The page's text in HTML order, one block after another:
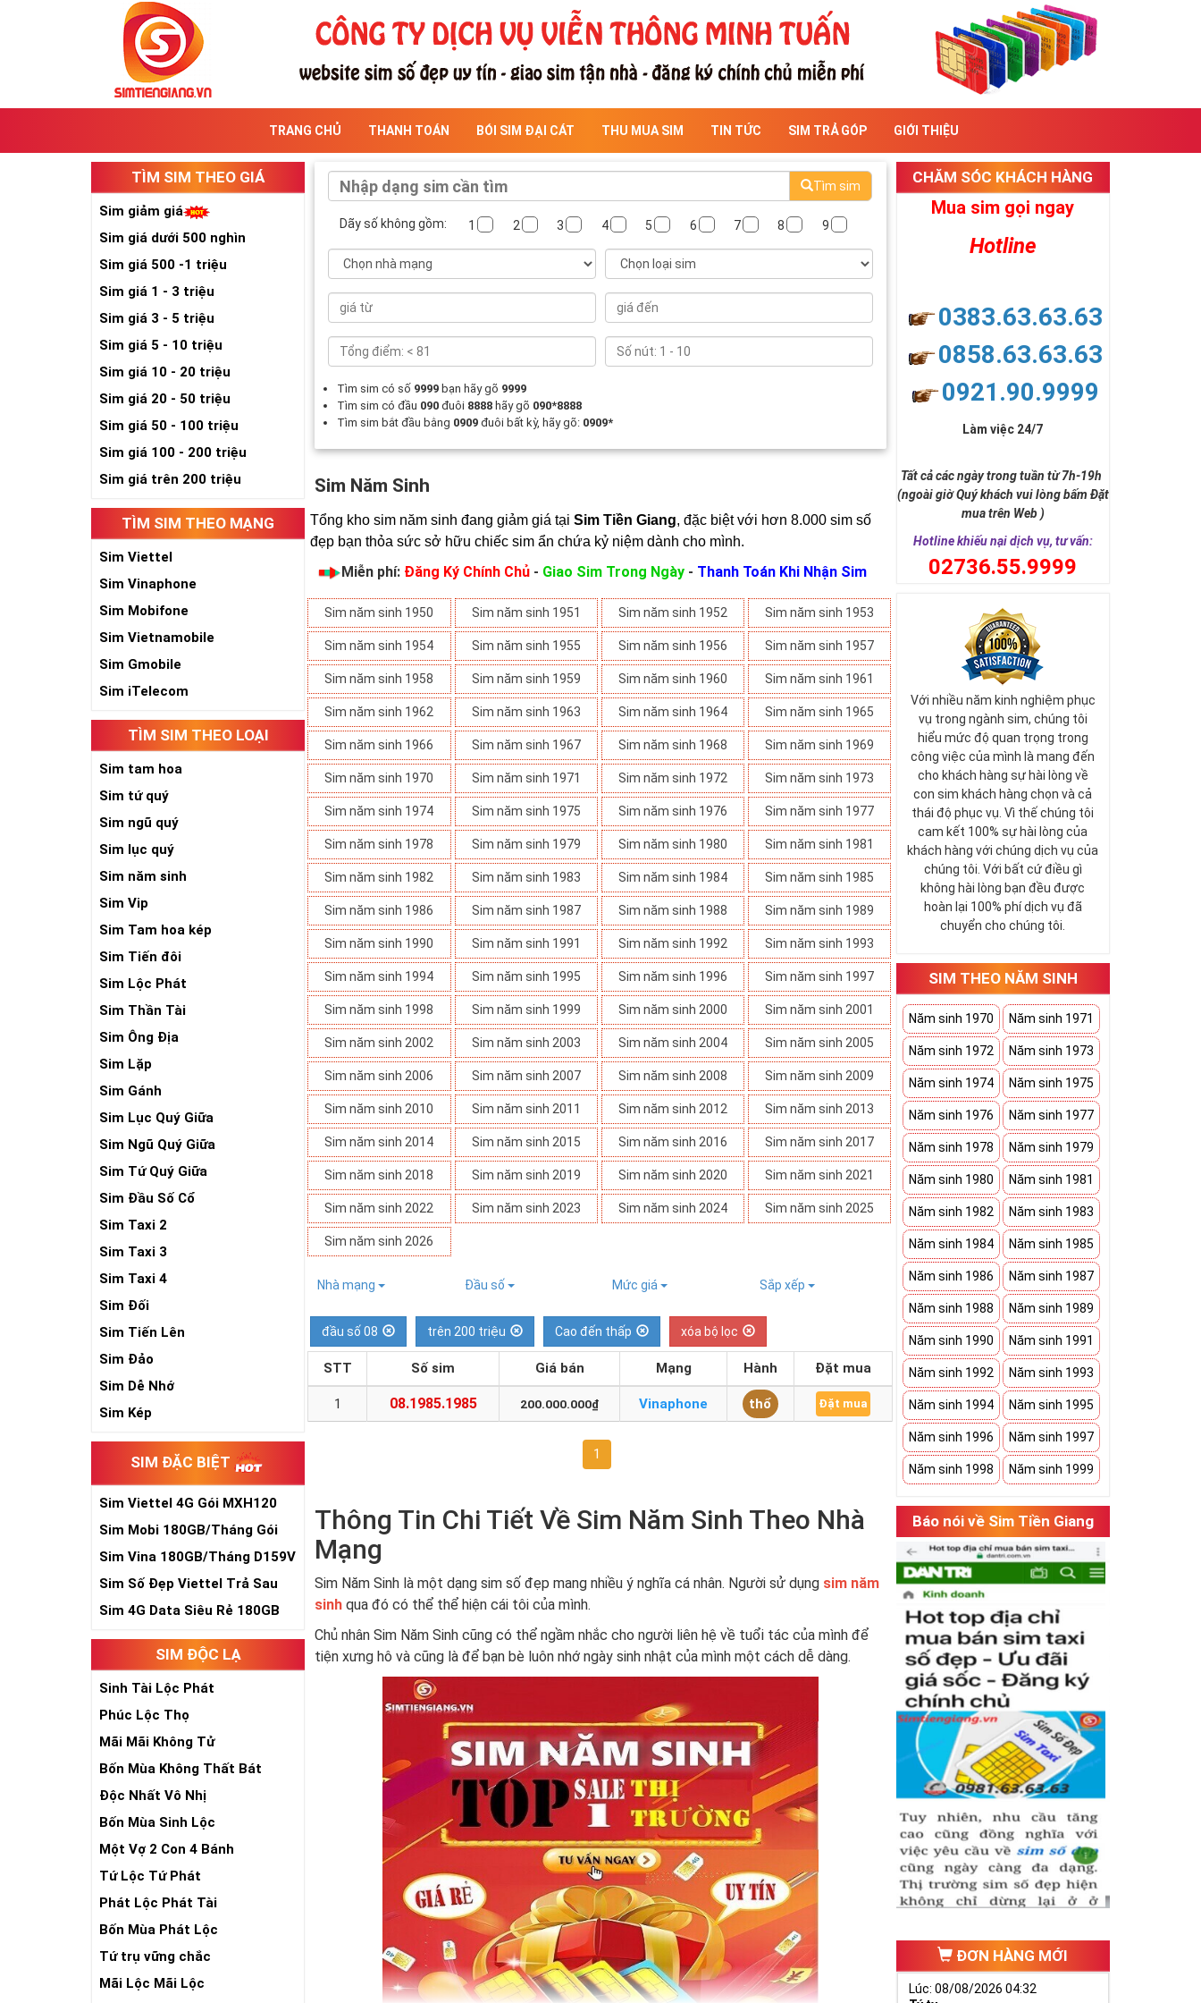
TRANG CHỦ THANH TOÁN BÓI SIM ĐẠI CÁT THU MUA SIM TIN TỨC SIM TRẢ GÓP GIỚI THIỆU
TÌM SIM THEO GIÁ
Sim giảm giá
Sim giá dưới 500 nghìn
Sim giá 500 -1 triệu
Sim giá 1 - 3 triệu
Sim giá 3 - 5 triệu
Sim giá 5 - 10 triệu
Sim giá 10 - 20 triệu
Sim giá 20 - 50 triệu
Sim giá 50 - 100 triệu
Sim giá 100 - 200 triệu
Sim giá trên 200 triệu
TÌM SIM THEO MẠNG
Sim Viettel
Sim Vinaphone
Sim Mobifone
Sim Vietnamobile
Sim Gmobile
Sim iTelecom
TÌM SIM THEO LOẠI
Sim tam hoa
Sim tứ quý
Sim ngũ quý
Sim lục quý
Sim năm sinh
Sim Vip
Sim Tam hoa kép
Sim Tiến đôi
Sim Lộc Phát
Sim Thần Tài
Sim Ông Địa
Sim Lặp
Sim Gánh
Sim Lục Quý Giữa
Sim Ngũ Quý Giữa
Sim Tứ Quý Giữa
Sim Đầu Số Cổ
Sim Taxi 2
Sim Taxi 3
Sim Taxi 4
Sim Đối
Sim Tiến Lên
Sim Đảo
Sim Dễ Nhớ
Sim Kép
SIM ĐẶC BIỆT
Sim Viettel 4G Gói MXH120
Siêu Rẻ
Sim Mobi 180GB/Tháng Gói
TK159
Sim Vina 180GB/Tháng D159V
Sim Số Đẹp Viettel Trả Sau
Sim 4G Data Siêu Rẻ 180GB
SIM ĐỘC LẠ
Sinh Tài Lộc Phát
Phúc Lộc Thọ
Mãi Mãi Không Tử
Bốn Mùa Không Thất Bát
Độc Nhất Vô Nhị
Bốn Mùa Sinh Lộc
Một Vợ 2 Con 4 Bánh
Tứ Lộc Tứ Phát
Phát Lộc Phát Tài
Bốn Mùa Phát Lộc
Tứ trụ vững chắc
Mãi Lộc Mãi Lộc
Tìm sim
Dãy số không gồm: 1 2 3 4 5 6 7 8 9
Tìm sim có số 9999 bạn hãy gõ 9999
Tìm sim có đầu 090đuôi 8888 hãy gõ 090*8888
Tìm sim bắt đầu bằng 0909 đuôi bất kỳ, hãy gõ: 0909*
Sim Năm Sinh
Tổng kho sim năm sinh đang giảm giá tại Sim Tiền Giang, đặc biệt với hơn 8.000 sim số
đẹp bạn thỏa sức sở hữu chiếc sim ẩn chứa kỷ niệm dành cho mình.
Miễn phí: Đăng Ký Chính Chủ - Giao Sim Trong Ngày - Thanh Toán Khi Nhận Sim
Sim năm sinh 1950 Sim năm sinh 1951 Sim năm sinh 1952 Sim năm sinh 1953
Sim năm sinh 1954 Sim năm sinh 1955 Sim năm sinh 1956 Sim năm sinh 1957
Sim năm sinh 1958 Sim năm sinh 1959 Sim năm sinh 1960 Sim năm sinh 1961
Sim năm sinh 1962 Sim năm sinh 1963 Sim năm sinh 1964 Sim năm sinh 1965
Sim năm sinh 1966 Sim năm sinh 1967 Sim năm sinh 1968 Sim năm sinh 1969
Sim năm sinh 1970 Sim năm sinh 1971 Sim năm sinh 1972 Sim năm sinh 1973
Sim năm sinh 1974 Sim năm sinh 1975 Sim năm sinh 1976 Sim năm sinh 1977
Sim năm sinh 1978 Sim năm sinh 1979 Sim năm sinh 1980 Sim năm sinh 1981
Sim năm sinh 1982 Sim năm sinh 1983 Sim năm sinh 1984 Sim năm sinh 1985
Sim năm sinh 1986 Sim năm sinh 1987 Sim năm sinh 1988 Sim năm sinh 1989
Sim năm sinh 1990 Sim năm sinh 1991 Sim năm sinh 1992 Sim năm sinh 1993
Sim năm sinh 1994 Sim năm sinh 1995 Sim năm sinh 1996 Sim năm sinh 1997
Sim năm sinh 1998 Sim năm sinh 1999 Sim năm sinh 2000 Sim năm sinh 2001
Sim năm sinh 2002 Sim năm sinh 2003 Sim năm sinh 2004 Sim năm sinh 2005
Sim năm sinh 2006 Sim năm sinh 2007 Sim năm sinh 2008 Sim năm sinh 2009
Sim năm sinh 2010 Sim năm sinh 2011 Sim năm sinh 2012 Sim năm sinh 2013
Sim năm sinh 2014 Sim năm sinh 2015 Sim năm sinh 2016 Sim năm sinh 2017
Sim năm sinh 2018 Sim năm sinh 2019 Sim năm sinh 2020 Sim năm sinh 2021
Sim năm sinh 2022 Sim năm sinh 2023 Sim năm sinh 2024 Sim năm sinh 2025
Sim năm sinh 2026
Nhà mạng Đầu số Mức giá Sắp xếp
đầu số 08 trên 200 triệu Cao đến thấp xóa bộ lọc
STT Số sim Giá bán Mạng Hành Đặt mua
1 08.1985.1985 200.000.000₫ Vinaphone thổ Đặt mua
1
Thông Tin Chi Tiết Về Sim Năm Sinh Theo Nhà
Mạng
Sim Năm Sinh là một dạng sim số đẹp mang nhiều ý nghĩa cá nhân. Người sử dụng sim năm
sinh qua đó có thể thể hiện cái tôi của mình.
Chủ nhân Sim Năm Sinh cũng có thể ngầm nhắc cho người liên hệ về tuổi tác của mình để
tiện xưng hô và cũng là để bạn bè luôn nhớ ngày sinh nhật của mình một cách dễ dàng.
CHĂM SÓC KHÁCH HÀNG
Mua sim gọi ngay
Hotline
0383.63.63.63
0858.63.63.63
0921.90.9999
Làm việc 24/7
Tất cả các ngày trong tuần từ 7h-19h
(ngoài giờ Quý khách vui lòng bấm Đặt
mua trên Web )
Hotline khiếu nại dịch vụ, tư vấn:
02736.55.9999
Với nhiều năm kinh nghiệm phục
vụ trong ngành sim, chúng tôi
hiểu mức độ quan trọng trong
công việc của mình là mang đến
cho khách hàng sự hài lòng về
con sim khách hàng chọn và cả
thái độ phục vụ. Vì thế chúng tôi
cam kết 100% sự hài lòng của
khách hàng với chúng dịch vụ của
chúng tôi. Với bất cứ điều gì
không hài lòng bạn đều được
hoàn lại 100% phí dịch vụ đã
chuyển cho chúng tôi.
SIM THEO NĂM SINH
Năm sinh 1970 Năm sinh 1971
Năm sinh 1972 Năm sinh 1973
Năm sinh 1974 Năm sinh 1975
Năm sinh 1976 Năm sinh 1977
Năm sinh 1978 Năm sinh 1979
Năm sinh 1980 Năm sinh 1981
Năm sinh 1982 Năm sinh 1983
Năm sinh 1984 Năm sinh 1985
Năm sinh 1986 Năm sinh 1987
Năm sinh 1988 Năm sinh 1989
Năm sinh 1990 Năm sinh 1991
Năm sinh 1992 Năm sinh 1993
Năm sinh 1994 Năm sinh 1995
Năm sinh 1996 Năm sinh 1997
Năm sinh 1998 Năm sinh 1999
Báo nói về Sim Tiền Giang
ĐƠN HÀNG MỚI
Lúc: 08/08/2026 04:32